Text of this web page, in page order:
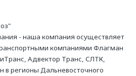
- наша компания осуществляет
компаниями Флагман
Адвектор Транс, СЛТК,
регионы Дальневосточного